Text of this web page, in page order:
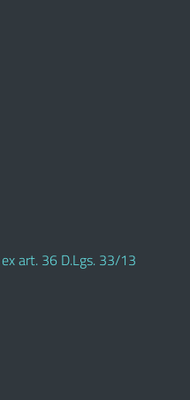
art. 36 D.Lgs. 33/13